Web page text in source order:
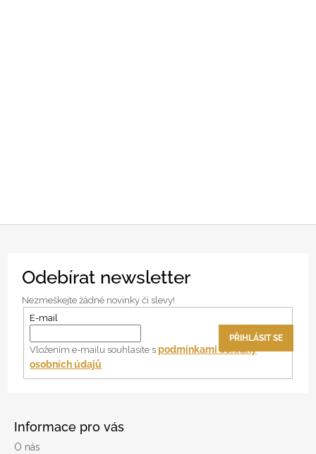
Informace pro vás
O nás
Odebírat newsletter
Nezmeškejte žádné novinky či slevy!
E-mail
Vložením e-mailu souhlasíte spodmínkami ochrany
osobních údajů
PŘIHLÁSIT SE